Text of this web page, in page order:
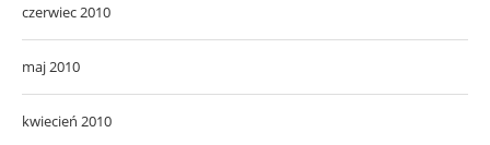
czerwiec 2010
maj 2010
kwiecień 2010